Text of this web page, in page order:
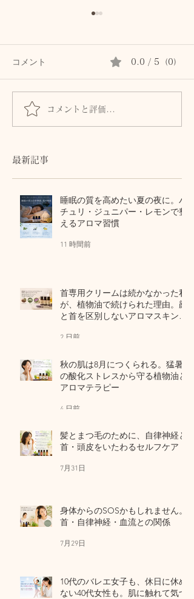
「癒し」という言葉が、
少しずつ馴染んでき
コメント 0.0 / 5（0）
コメントと評価...
最新記事
睡眠の質を高めたい夏の夜に。パ
チュリ・ジュニパー・レモンで整
えるアロマ習慣
11 時間前
首専用クリームは続かなかった私
が、植物油で続けられた理由。顔
と首を区別しないアロマスキンケ
2 日前
秋の肌は8月につくられる。猛暑
の酸化ストレスから守る植物油と
アロマテラピー
4 日前
髪とまつ毛のために、自律神経と
首・頭皮をいたわるセルフケア
7月31日
身体からのSOSかもしれません。
首・自律神経・血流との関係
7月29日
10代のバレエ女子も、休日に休め
ない40代女性も。肌に触れて気づ